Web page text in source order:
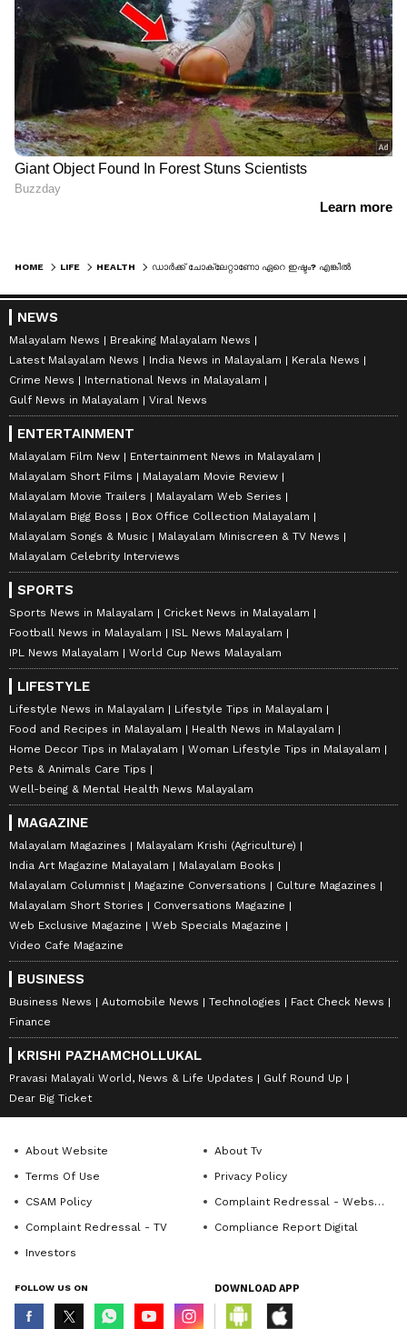
HOME LIFE HEALTH
NEWS
Malayalam News
Breaking Malayalam News
Latest Malayalam News
India News in Malayalam
Kerala News
Crime News
International News in Malayalam
Gulf News in Malayalam
Viral News
ENTERTAINMENT
Malayalam Film New
Entertainment News in Malayalam
Malayalam Short Films
Malayalam Movie Review
Malayalam Movie Trailers
Malayalam Web Series
Malayalam Bigg Boss
Box Office Collection Malayalam
Malayalam Songs & Music
Malayalam Miniscreen & TV News
Malayalam Celebrity Interviews
SPORTS
Sports News in Malayalam
Cricket News in Malayalam
Football News in Malayalam
ISL News Malayalam
IPL News Malayalam
World Cup News Malayalam
LIFESTYLE
Lifestyle News in Malayalam
Lifestyle Tips in Malayalam
Food and Recipes in Malayalam
Health News in Malayalam
Home Decor Tips in Malayalam
Woman Lifestyle Tips in Malayalam
Pets & Animals Care Tips
Well-being & Mental Health News Malayalam
MAGAZINE
Malayalam Magazines
Malayalam Krishi (Agriculture)
India Art Magazine Malayalam
Malayalam Books
Malayalam Columnist
Magazine Conversations
Culture Magazines
Malayalam Short Stories
Conversations Magazine
Web Exclusive Magazine
Web Specials Magazine
Video Cafe Magazine
BUSINESS
Business News Automobile News Technologies
Fact Check News
Finance
KRISHI PAZHAMCHOLLUKAL
Pravasi Malayali World, News & Life Updates
Gulf Round Up
Dear Big Ticket
About Website
About Tv
Terms Of Use
Privacy Policy
CSAM Policy
Complaint Redressal - Website
Complaint Redressal - TV
Compliance Report Digital
Investors
FOLLOW US ON DOWNLOAD APP